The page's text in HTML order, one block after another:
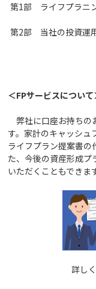
第1部 ライフプラニ
第2部 当社の投資運
＜FPサービスについ
弊社に口座お持ちの
す。家計のキャッシュ
ライフプラン提案書の
た、今後の資産形成プ
いただくこともできま
詳し